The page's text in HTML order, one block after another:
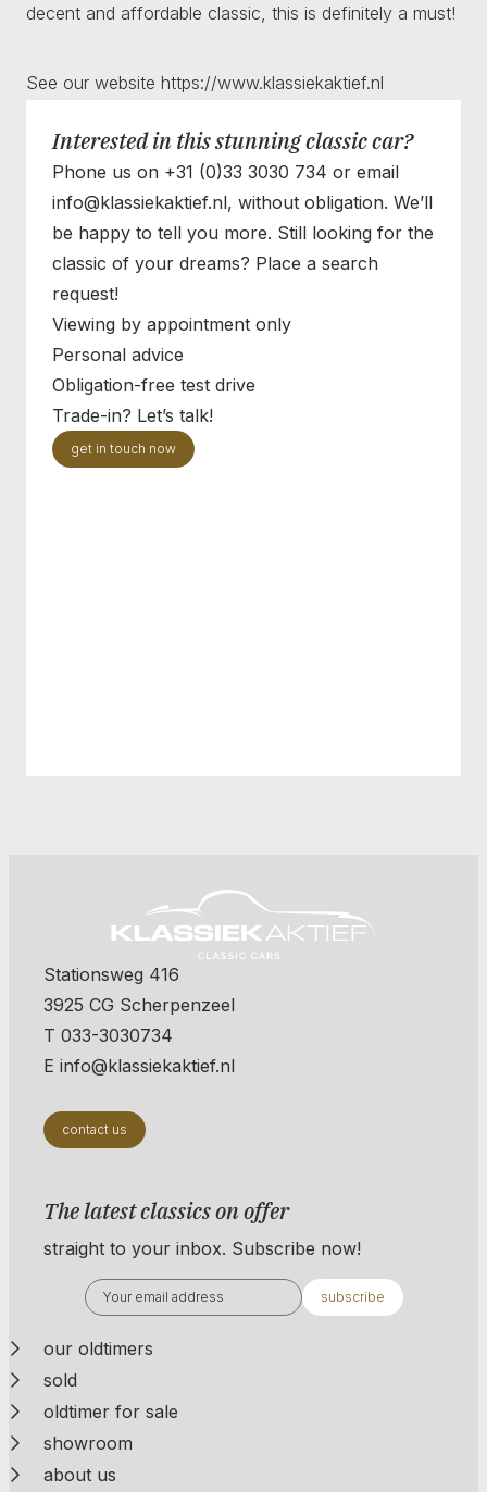
decent and affordable classic, this is definitely a must!
See our website https://www.klassiekaktief.nl
Interested in this stunning classic car?
Phone us on +31 (0)33 3030 734 or email
info@klassiekaktief.nl, without obligation. We’ll
be happy to tell you more. Still looking for the
classic of your dreams? Place a search
request!
Viewing by appointment only
Personal advice
Obligation-free test drive
Trade-in? Let’s talk!
get in touch now
Stationsweg 416
3925 CG Scherpenzeel
T 033-3030734
E info@klassiekaktief.nl
contact us
The latest classics on offer
straight to your inbox. Subscribe now!
subscribe
our oldtimers
sold
oldtimer for sale
showroom
about us